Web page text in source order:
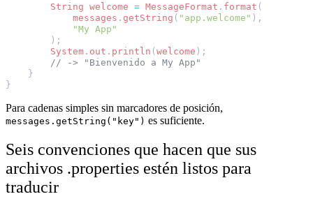
String welcome = MessageFormat . format (
messages . getString ( "app.welcome" ),
"My App"
);
System . out . println (welcome );
// -> "Bienvenido a My App"
}
}
Para cadenas simples sin marcadores de posición,
messages.getString("key") es suficiente.
Seis convenciones que hacen que sus
archivos .properties estén listos para
traducir